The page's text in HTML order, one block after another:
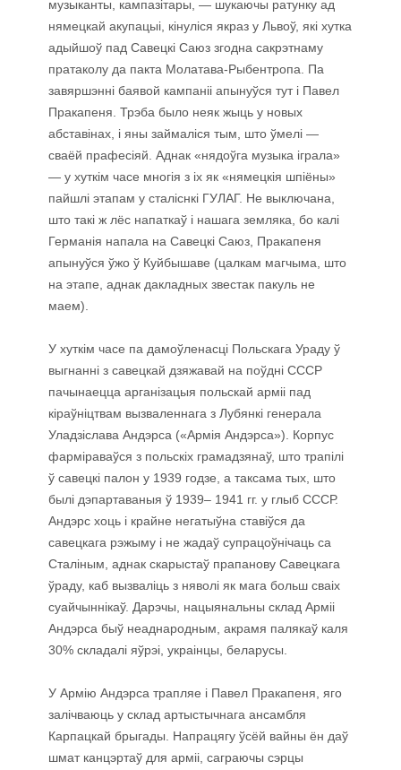
музыканты, кампазітары, — шукаючы ратунку ад
нямецкай акупацыі, кінуліся якраз у Львоў, які хутка
адыйшоў пад Савецкі Саюз згодна сакрэтнаму
пратаколу да пакта Молатава-Рыбентропа. Па
завяршэнні баявой кампаніі апынуўся тут і Павел
Пракапеня. Трэба было неяк жыць у новых
абставінах, і яны займаліся тым, што ўмелі —
сваёй прафесіяй. Аднак «нядоўга музыка іграла»
— у хуткім часе многія з іх як «нямецкія шпіёны»
пайшлі этапам у сталіснкі ГУЛАГ. Не выключана,
што такі ж лёс напаткаў і нашага земляка, бо калі
Германія напала на Савецкі Саюз, Пракапеня
апынуўся ўжо ў Куйбышаве (цалкам магчыма, што
на этапе, аднак дакладных звестак пакуль не
маем).
У хуткім часе па дамоўленасці Польскага Ураду ў
выгнанні з савецкай дзяжавай на поўдні СССР
пачынаецца арганізацыя польскай арміі пад
кіраўніцтвам вызваленнага з Лубянкі генерала
Уладзіслава Андэрса («Армія Андэрса»). Корпус
фарміраваўся з польскіх грамадзянаў, што трапілі
ў савецкі палон у 1939 годзе, а таксама тых, што
былі дэпартаваныя ў 1939– 1941 гг. у глыб СССР.
Андэрс хоць і крайне негатыўна ставіўся да
савецкага рэжыму і не жадаў супрацоўнічаць са
Сталіным, аднак скарыстаў прапанову Савецкага
ўраду, каб вызваліць з няволі як мага больш сваіх
суайчыннікаў. Дарэчы, нацыянальны склад Арміі
Андэрса быў неаднародным, акрамя палякаў каля
30% складалі яўрэі, украінцы, беларусы.
У Армію Андэрса трапляе і Павел Пракапеня, яго
залічваюць у склад артыстычнага ансамбля
Карпацкай брыгады. Напрацягу ўсёй вайны ён даў
шмат канцэртаў для арміі, саграючы сэрцы